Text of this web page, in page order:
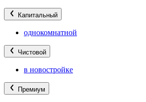
Капитальный
однокомнатной
Чистовой
в новостройке
Премиум